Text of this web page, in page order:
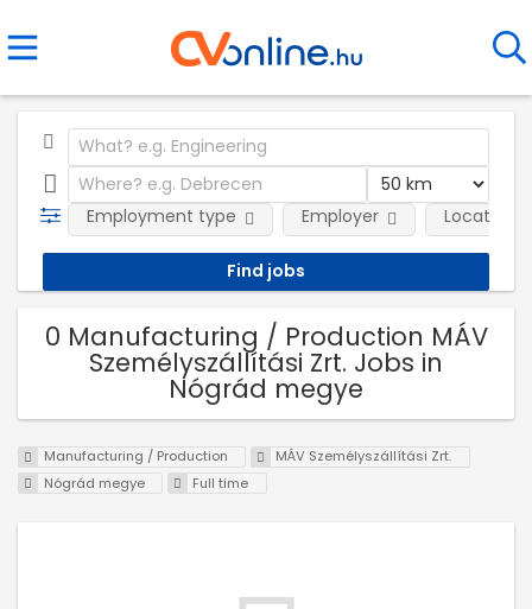
Employment type Employer Location
0 Manufacturing / Production MÁV
Személyszállítási Zrt. Jobs in
Nógrád megye
Manufacturing / Production
MÁV Személyszállítási Zrt.
Nógrád megye
Full time